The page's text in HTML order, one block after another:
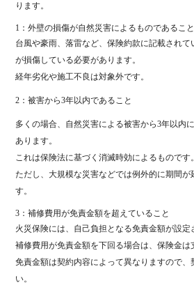
ります。
1：外壁の損傷が自然災害によるものであること
台風や豪雨、落雷など、保険約款に記載され
が損傷している必要があります。
経年劣化や施工不良は対象外です。
2：被害から3年以内であること
多くの場合、自然災害による被害から3年以内
あります。
これは保険法に基づく消滅時効によるものです。
ただし、大規模な災害などでは例外的に期間が
す。
3：補修費用が免責金額を超えていること
火災保険には、自己負担となる免責金額が設定
補修費用が免責金額を下回る場合は、保険金は
免責金額は契約内容によって異なりますので、
い。